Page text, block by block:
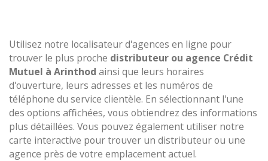
Utilisez notre localisateur d'agences en ligne pour
trouver le plus proche distributeur ou agence Crédit
Mutuel à Arinthod ainsi que leurs horaires
d'ouverture, leurs adresses et les numéros de
téléphone du service clientèle. En sélectionnant l'une
des options affichées, vous obtiendrez des informations
plus détaillées. Vous pouvez également utiliser notre
carte interactive pour trouver un distributeur ou une
agence près de votre emplacement actuel.